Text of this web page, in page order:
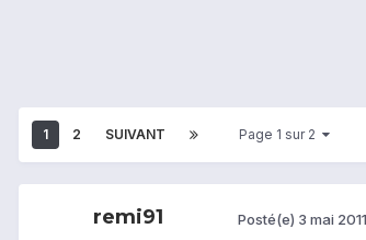
1 2 SUIVANT Page 1 sur 2
remi91 Posté(e) 3 mai 2011